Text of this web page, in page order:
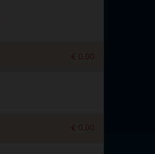
€ 0,00
€ 0,00